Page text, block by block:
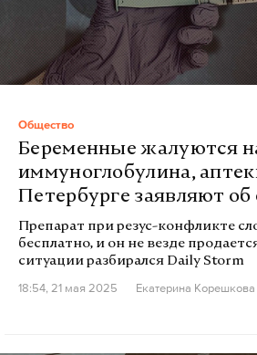
Общество
Беременные жалуются
иммуноглобулина,
Петербурге заявляют
Препарат при резус-конфликте
бесплатно, и он не везде
ситуации разбирался Daily Storm
18:54, 21 мая 2025
Екатерина Корешкова